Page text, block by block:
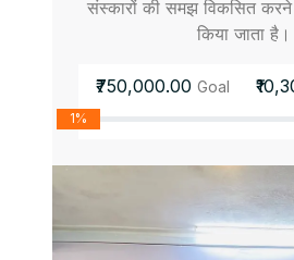
संस्कारों की समझ विकसित
किया जाता है।
₹750,000.00 Goal
1%